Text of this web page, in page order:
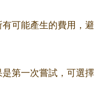
可能產生的費用，避
是第一次嘗試，可選擇